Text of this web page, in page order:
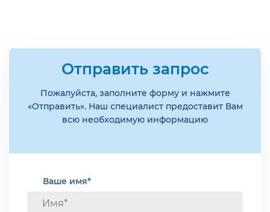
Отправить запрос
Пожалуйста, заполните форму и нажмите
«Отправить». Наш специалист предоставит Вам
всю необходимую информацию
Ваше имя*